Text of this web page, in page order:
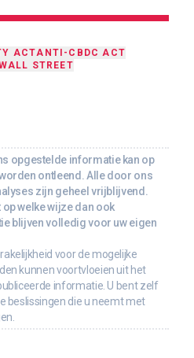
ACTANTI-CBDC ACT
STREET
opgestelde informatie kan op
ontleend. Alle door ons
zijn geheel vrijblijvend.
welke wijze dan ook
blijven volledig voor uw eigen
voor de mogelijke
kunnen voortvloeien uit het
informatie. U bent zelf
beslissingen die u neemt met